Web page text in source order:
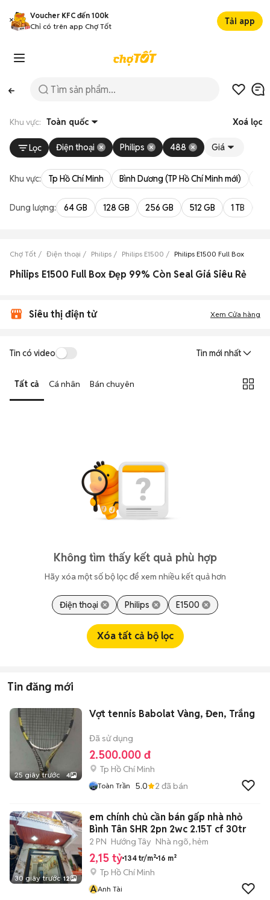
Voucher KFC đến 100k
Chỉ có trên app Chợ Tốt
Tải app
Khu vực: Toàn quốc Xoá lọc
Lọc Điện thoại Philips 488 Giá
Khu vực: Tp Hồ Chí Minh Bình Dương (TP Hồ Chí Minh mới)
Dung lượng: 64 GB 128 GB 256 GB 512 GB 1 TB
Chợ Tốt Điện thoại Philips Philips E1500 Philips E1500 Full Box
Philips E1500 Full Box Đẹp 99% Còn Seal Giá Siêu Rẻ
Siêu thị điện tử Xem Cửa hàng
Tin có video Tin mới nhất
Tất cả Cá nhân Bán chuyên
Không tìm thấy kết quả phù hợp
Hãy xóa một số bộ lọc để xem nhiều kết quả hơn
Điện thoại Philips E1500
Xóa tất cả bộ lọc
Tin đăng mới
25 giây trước 4
Vợt tennis Babolat Vàng, Đen, Trắng
Đã sử dụng
2.500.000 đ
Tp Hồ Chí Minh
Toàn Trần 5.0 2 đã bán
30 giây trước 12
em chính chủ cần bán gấp nhà nhỏ
Bình Tân SHR 2pn 2wc 2.15T cf 30tr
2 PN Hướng Tây Nhà ngõ, hẻm
2,15 tỷ 134 tr/m² 16 m²
Tp Hồ Chí Minh
AAnh Tài